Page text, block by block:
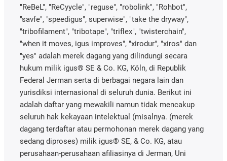
"ReBeL", "ReCyycle", "reguse", "robolink", "Rohbot",
"savfe", "speedigus", superwise", "take the dryway",
"tribofilament", "tribotape", "triflex", "twisterchain",
"when it moves, igus improves", "xirodur", "xiros" dan
"yes" adalah merek dagang yang dilindungi secara
hukum milik igus® SE & Co. KG, Köln, di Republik
Federal Jerman serta di berbagai negara lain dan
yurisdiksi internasional di seluruh dunia. Berikut ini
adalah daftar yang mewakili namun tidak mencakup
seluruh hak kekayaan intelektual (misalnya. (merek
dagang terdaftar atau permohonan merek dagang yang
sedang diproses) milik igus® SE, & Co. KG, atau
perusahaan-perusahaan afiliasinya di Jerman, Uni